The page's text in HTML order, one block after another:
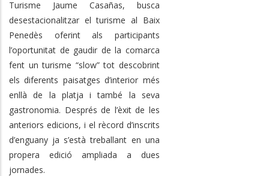
Turisme Jaume Casañas, busca
desestacionalitzar el turisme al Baix
Penedès oferint als participants
l’oportunitat de gaudir de la comarca
fent un turisme “slow” tot descobrint
els diferents paisatges d’interior més
enllà de la platja i també la seva
gastronomia. Després de l’èxit de les
anteriors edicions, i el rècord d’inscrits
d’enguany ja s’està treballant en una
propera edició ampliada a dues
jornades.